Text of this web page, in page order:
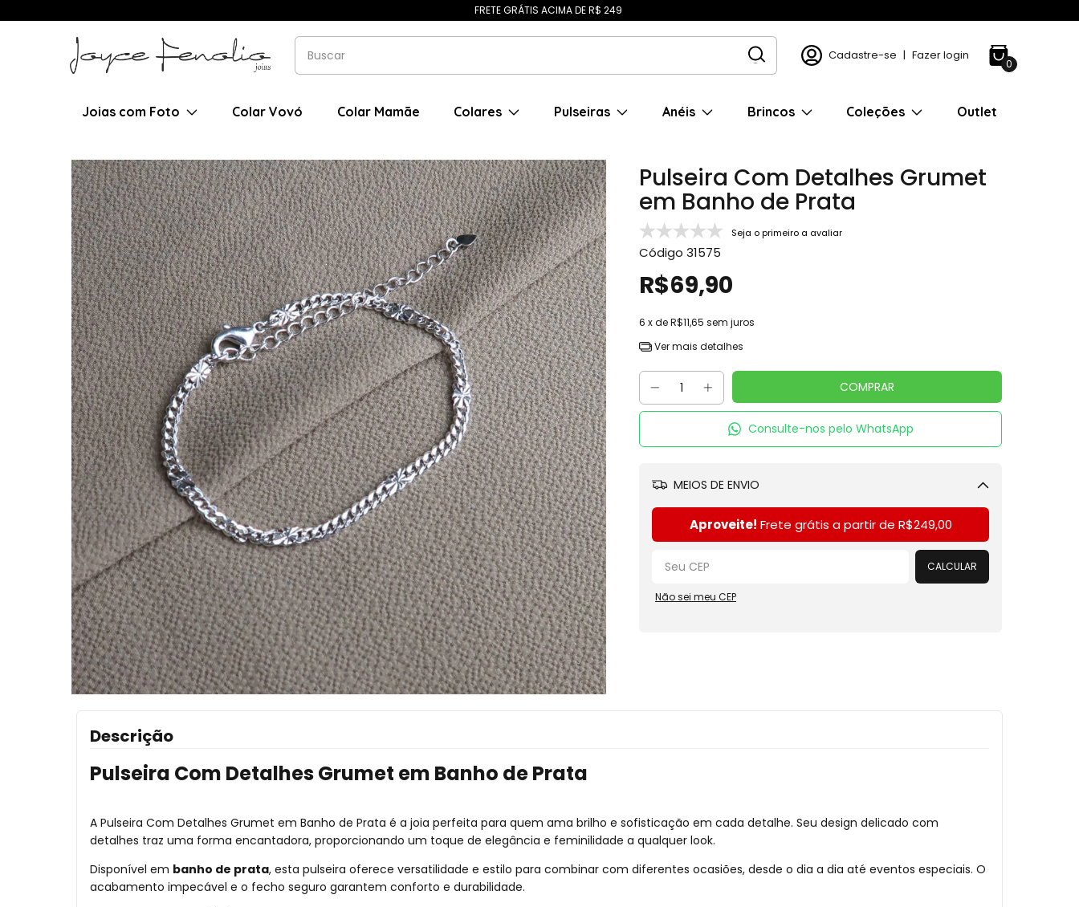
FRETE GRÁTIS ACIMA DE R$ 249
Cadastre-se | Fazer login
0
Joias com Foto Colar Vovó Colar Mamãe Colares Pulseiras Anéis Brincos Coleções Outlet
Pulseira Com Detalhes Grumet
em Banho de Prata
Seja o primeiro a avaliar
Código 31575
R$69,90
6 x deR$11,65 sem juros
Ver mais detalhes
Consulte-nos pelo WhatsApp
MEIOS DE ENVIO
Aproveite! Frete grátis a partir de R$249,00
CALCULAR
Não sei meu CEP
Descrição
Pulseira Com Detalhes Grumet em Banho de Prata
A Pulseira Com Detalhes Grumet em Banho de Prata é a joia perfeita para quem ama brilho e sofisticação em cada detalhe. Seu design delicado com
detalhes traz uma forma encantadora, proporcionando um toque de elegância e feminilidade a qualquer look.
Disponível em banho de prata, esta pulseira oferece versatilidade e estilo para combinar com diferentes ocasiões, desde o dia a dia até eventos especiais. O
acabamento impecável e o fecho seguro garantem conforto e durabilidade.